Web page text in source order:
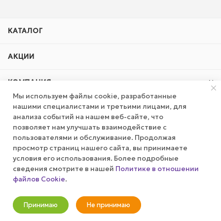
КАТАЛОГ
АКЦИИ
КОМПАНИЯ
ПУБЛИЧНАЯ ОФЕРТА
КАК СДЕЛАТЬ ЗАКАЗ?
+7 (800) 100-37-51
метро "Водный стадион" 5 минут
Мы используем файлы cookie, разработанные
нашими специалистами и третьими лицами, для
анализа событий на нашем веб-сайте, что
позволяет нам улучшать взаимодействие с
пользователями и обслуживание. Продолжая
просмотр страниц нашего сайта, вы принимаете
условия его использования. Более подробные
сведения смотрите в нашей Политике в отношении
файлов Cookie.
Принимаю Не принимаю